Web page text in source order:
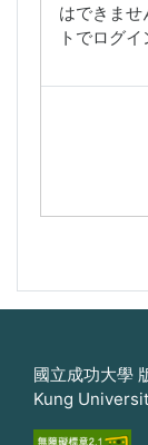
はできま
トでログイ
國立成功大學
Kung